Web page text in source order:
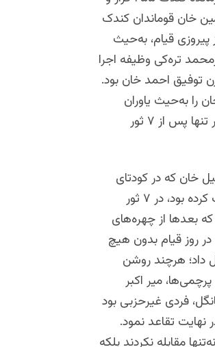
خان قوماندان کندک
قیام، به‌حیث
تره‌کی وظیفه اجرا
توفیق احمد خان بود.
را به‌حیث یاوران
تره‌کی و سید داود ترون را سر یاورش معرفی کرده بودند و ستار ختگر تنها پس از ۷ ثور
خان که در کودتای
۱۳۵۲ به نفع داود خان تلاش بسیار کرده و دو رتبهٔ فوق‌العاده دریافت کرده بود، در ۷ ثور
بعدها از چهره‌های
روز قیام بدون هیچ
داد؛ هرچند روشن
میر اکبر
فردی غیرحزبی بود
نهایت تقاعد نمود.
مقابله نکردند بلکه